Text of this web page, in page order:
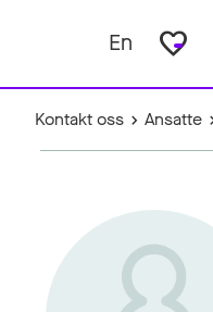
En favorite_border
Kontakt oss Ansatte